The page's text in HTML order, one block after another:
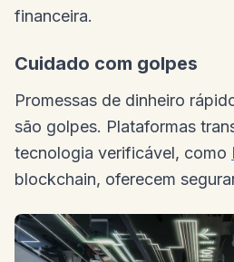
financeira.
Cuidado com golpes
Promessas de dinheiro
são golpes. Plataformas
tecnologia verificável, como
blockchain, oferecem